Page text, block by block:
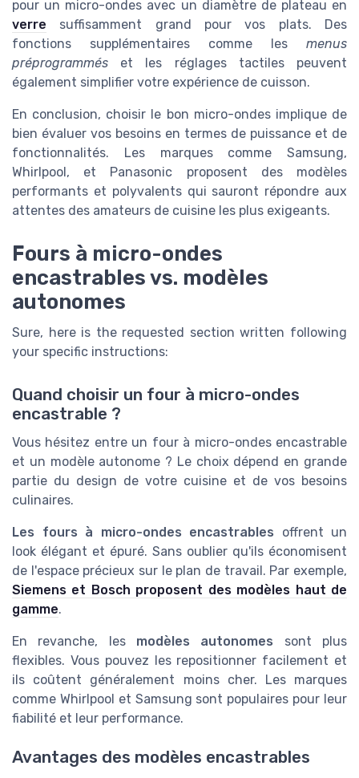
pour un micro-ondes avec un diamètre de plateau en
verre suffisamment grand pour vos plats. Des
fonctions supplémentaires comme les menus
préprogrammés et les réglages tactiles peuvent
également simplifier votre expérience de cuisson.
En conclusion, choisir le bon micro-ondes implique de
bien évaluer vos besoins en termes de puissance et de
fonctionnalités. Les marques comme Samsung,
Whirlpool, et Panasonic proposent des modèles
performants et polyvalents qui sauront répondre aux
attentes des amateurs de cuisine les plus exigeants.
Fours à micro-ondes
encastrables vs. modèles
autonomes
Sure, here is the requested section written following
your specific instructions:
Quand choisir un four à micro-ondes
encastrable ?
Vous hésitez entre un four à micro-ondes encastrable
et un modèle autonome ? Le choix dépend en grande
partie du design de votre cuisine et de vos besoins
culinaires.
Les fours à micro-ondes encastrables offrent un
look élégant et épuré. Sans oublier qu'ils économisent
de l'espace précieux sur le plan de travail. Par exemple,
Siemens et Bosch proposent des modèles haut de
gamme.
En revanche, les modèles autonomes sont plus
flexibles. Vous pouvez les repositionner facilement et
ils coûtent généralement moins cher. Les marques
comme Whirlpool et Samsung sont populaires pour leur
fiabilité et leur performance.
Avantages des modèles encastrables